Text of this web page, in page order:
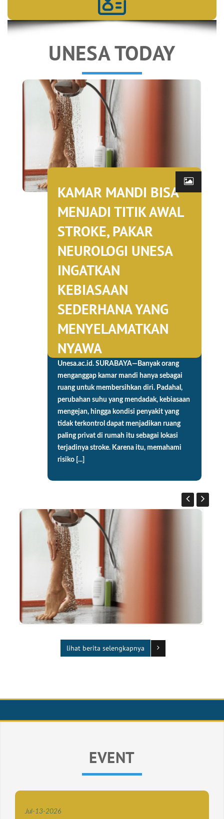
UNESA TODAY
KAMAR MANDI BISA
MENJADI TITIK AWAL
STROKE, PAKAR
NEUROLOGI UNESA
INGATKAN
KEBIASAAN
SEDERHANA YANG
MENYELAMATKAN
NYAWA
Unesa.ac.id. SURABAYA—Banyak orang
menganggap kamar mandi hanya sebagai
ruang untuk membersihkan diri. Padahal,
perubahan suhu yang mendadak, kebiasaan
mengejan, hingga kondisi penyakit yang
tidak terkontrol dapat menjadikan ruang
paling privat di rumah itu sebagai lokasi
terjadinya stroke. Karena itu, memahami
risiko [...]
lihat berita selengkapnya
EVENT
Jul-13-2026